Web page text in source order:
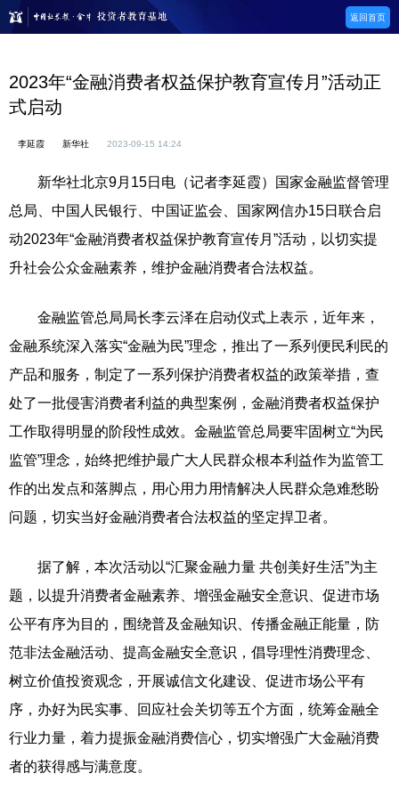
返回首页
2023年“金融消费者权益保护教育宣传月”活动正
式启动
李延霞 新华社 2023-09-15 14:24
新华社北京9月15日电（记者李延霞）国家金融监督管理
总局、中国人民银行、中国证监会、国家网信办15日联合启
动2023年“金融消费者权益保护教育宣传月”活动，以切实提
升社会公众金融素养，维护金融消费者合法权益。
金融监管总局局长李云泽在启动仪式上表示，近年来，
金融系统深入落实“金融为民”理念，推出了一系列便民利民的
产品和服务，制定了一系列保护消费者权益的政策举措，查
处了一批侵害消费者利益的典型案例，金融消费者权益保护
工作取得明显的阶段性成效。金融监管总局要牢固树立“为民
监管”理念，始终把维护最广大人民群众根本利益作为监管工
作的出发点和落脚点，用心用力用情解决人民群众急难愁盼
问题，切实当好金融消费者合法权益的坚定捍卫者。
据了解，本次活动以“汇聚金融力量 共创美好生活”为主
题，以提升消费者金融素养、增强金融安全意识、促进市场
公平有序为目的，围绕普及金融知识、传播金融正能量，防
范非法金融活动、提高金融安全意识，倡导理性消费理念、
树立价值投资观念，开展诚信文化建设、促进市场公平有
序，办好为民实事、回应社会关切等五个方面，统筹金融全
行业力量，着力提振金融消费信心，切实增强广大金融消费
者的获得感与满意度。